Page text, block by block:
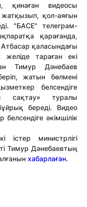
қинаған видеосы
қол-аяғын
"БАСЕ" телеграм-
қарағанда,
қаласындағы
желіде тараған екі
Тимур Дәнебаев
жатын бөлмені
белсендіге
сақтау» туралы
береді. Видео
әкімшілік
істер министрлігі
Тимур Дәнебаевтың
хабарлаған.